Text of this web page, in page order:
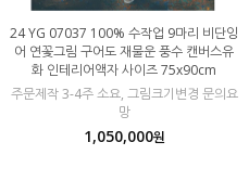
24 YG 07037 100% 수작업 9마리 비단잉
어 연꽃그림 구어도 재물운 풍수 캔버스유
화 인테리어액자 사이즈 75x90cm
주문제작 3-4주 소요, 그림크기변경 문의요
망
1,050,000원